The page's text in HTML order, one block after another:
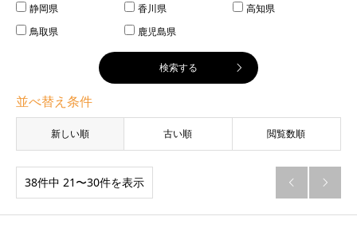
静岡県
香川県
高知県
鳥取県
鹿児島県
並べ替え条件
新しい順 古い順 閲覧数順
38件中 21〜30件を表示  